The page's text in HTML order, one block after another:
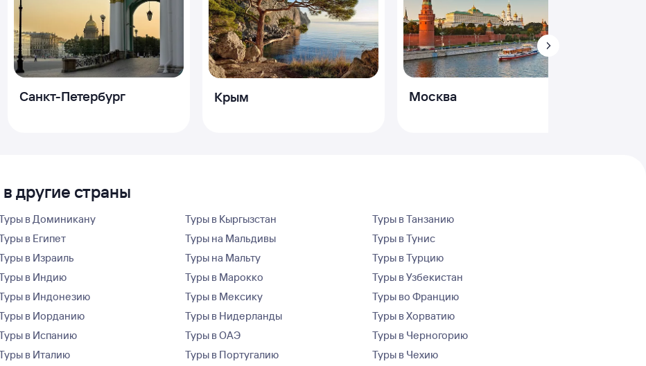
Санкт-Петербург Крым Москва
другие страны
в Доминикану
в Египет
в Израиль
в Индию
в Индонезию
в Иорданию
в Испанию
в Италию
Туры в Кыргызстан
Туры на Мальдивы
Туры на Мальту
Туры в Марокко
Туры в Мексику
Туры в Нидерланды
Туры в ОАЭ
Туры в Португалию
Туры в Танзанию
Туры в Тунис
Туры в Турцию
Туры в Узбекистан
Туры во Францию
Туры в Хорватию
Туры в Черногорию
Туры в Чехию